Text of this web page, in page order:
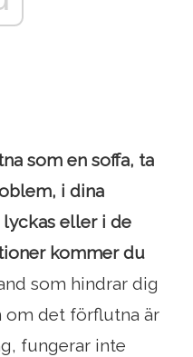
som en soffa, ta
i dina
eller i de
kommer du
som hindrar dig
om det förflutna är
fungerar inte